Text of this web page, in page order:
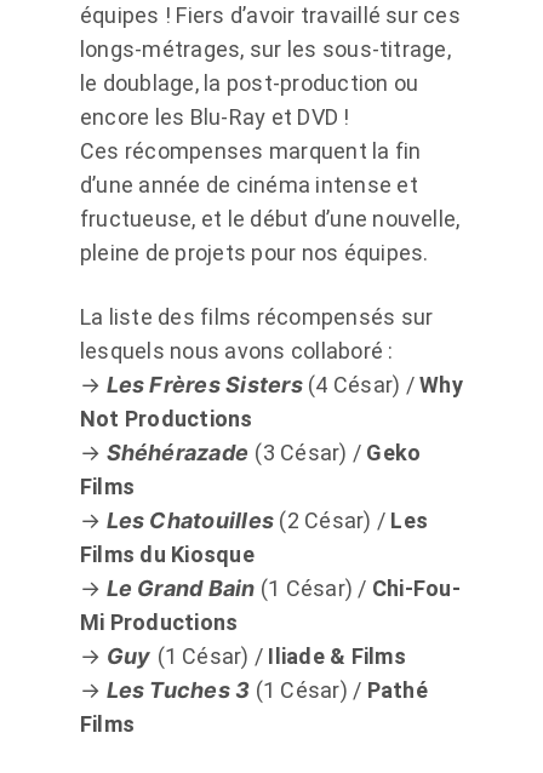
équipes ! Fiers d’avoir travaillé sur ces
longs-métrages, sur les sous-titrage,
le doublage, la post-production ou
encore les Blu-Ray et DVD !
Ces récompenses marquent la fin
d’une année de cinéma intense et
fructueuse, et le début d’une nouvelle,
pleine de projets pour nos équipes.
La liste des films récompensés sur
lesquels nous avons collaboré :
→ Les Frères Sisters(4 César) /Why
Not Productions
→ Shéhérazade (3 César) / Geko
Films
→ Les Chatouilles (2 César) / Les
Films du Kiosque
→ Le Grand Bain (1 César) / Chi-Fou-
Mi Productions
→ Guy (1 César) / Iliade & Films
→ Les Tuches 3 (1 César) / Pathé
Films